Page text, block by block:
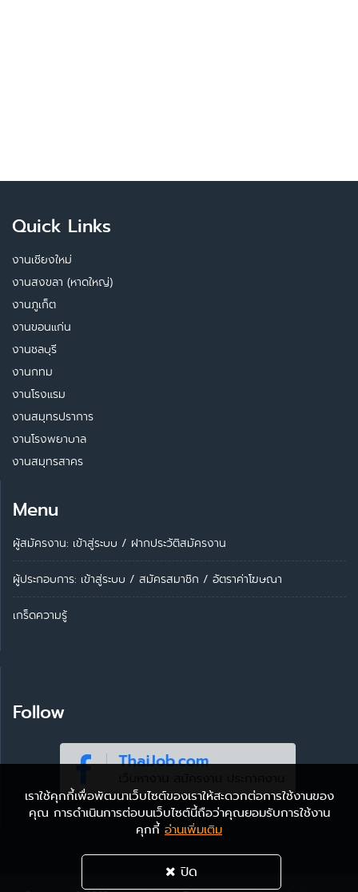
Quick Links
งานเชียงใหม่
งานสงขลา (หาดใหญ่)
งานภูเก็ต
งานขอนแก่น
งานชลบุรี
งานกทม
งานโรงแรม
งานสมุทรปราการ
งานโรงพยาบาล
งานสมุทรสาคร
Menu
ผู้สมัครงาน: เข้าสู่ระบบ / ฝากประวัติสมัครงาน
ผู้ประกอบการ: เข้าสู่ระบบ / สมัครสมาชิก / อัตราค่าโฆษณา
เกร็ดความรู้
Follow
เราใช้คุกกี้เพื่อพัฒนาเว็บไซต์ของเราให้สะดวกต่อการใช้งานของ
คุณ การดำเนินการต่อบนเว็บไซต์นี้ถือว่าคุณยอมรับการใช้งาน
คุกกี้ อ่านเพิ่มเติม
ปิด